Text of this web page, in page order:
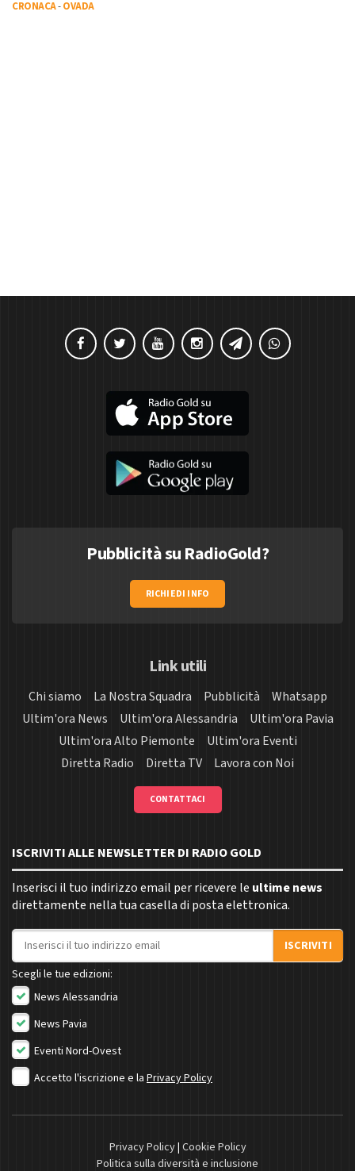
CRONACA-OVADA
Pubblicità su RadioGold?
RICHIEDI INFO
Link utili
Chi siamo La Nostra Squadra Pubblicità
Whatsapp
Ultim'ora News
Ultim'ora Alessandria
Ultim'ora Pavia
Ultim'ora Alto Piemonte
Ultim'ora Eventi
Diretta Radio
Diretta TV Lavora con Noi
CONTATTACI
ISCRIVITI ALLE NEWSLETTER DI RADIO GOLD
Inserisci il tuo indirizzo email per ricevere le ultime news
direttamente nella tua casella di posta elettronica.
Indirizzo email
ISCRIVITI
Scegli le tue edizioni:
News Alessandria
News Pavia
Eventi Nord-Ovest
Accetto l'iscrizione e la Privacy Policy
Privacy Policy| Cookie Policy
Politica sulla diversità e inclusione